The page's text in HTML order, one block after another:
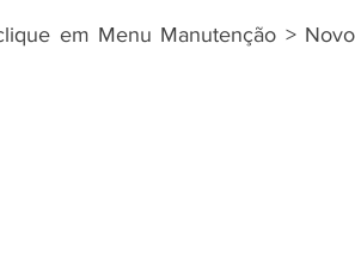
em Menu Manutenção >